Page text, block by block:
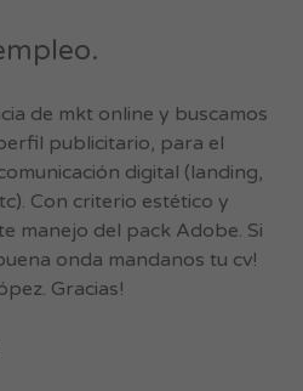
de mkt online y buscamos
publicitario, para el
digital (landing,
Con criterio estético y
manejo del pack Adobe. Si
onda mandanos tu cv!
Gracias!